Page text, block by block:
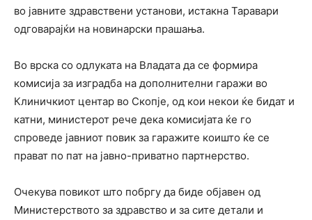
во јавните здравствени установи, истакна Таравари
одговарајќи на новинарски прашања.
Во врска со одлуката на Владата да се формира
комисија за изградба на дополнителни гаражи во
Клиничкиот центар во Скопје, од кои некои ќе бидат и
катни, министерот рече дека комисијата ќе го
спроведе јавниот повик за гаражите коишто ќе се
прават по пат на јавно-приватно партнерство.
Очекува повикот што побргу да биде објавен од
Министерството за здравство и за сите детали и